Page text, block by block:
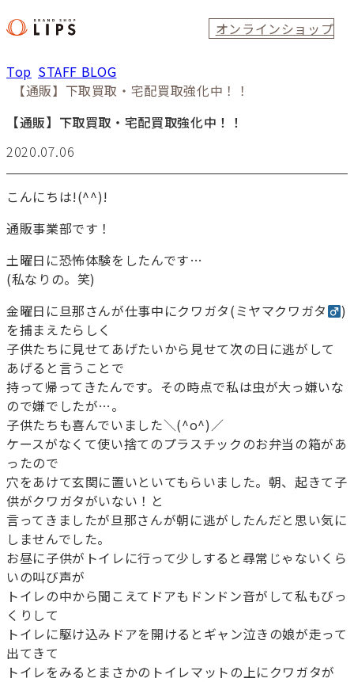
オンラインショップ
Top STAFF BLOG
【通販】下取買取・宅配買取強化中！！
【通販】下取買取・宅配買取強化中！！
2020.07.06
こんにちは!(^^)!
通販事業部です！
土曜日に恐怖体験をしたんです…
(私なりの。笑)
金曜日に旦那さんが仕事中にクワガタ(ミヤマクワガタ
)
を捕まえたらしく
子供たちに見せてあげたいから見せて次の日に逃がして
あげると言うことで
持って帰ってきたんです。その時点で私は虫が大っ嫌いな
ので嫌でしたが…。
子供たちも喜んでいました＼(^o^)／
ケースがなくて使い捨てのプラスチックのお弁当の箱があ
ったので
穴をあけて玄関に置いといてもらいました。朝、起きて子
供がクワガタがいない！と
言ってきましたが旦那さんが朝に逃がしたんだと思い気に
しませんでした。
お昼に子供がトイレに行って少しすると尋常じゃないくら
いの叫び声が
トイレの中から聞こえてドアもドンドン音がして私もびっ
くりして
トイレに駆け込みドアを開けるとギャン泣きの娘が走って
出てきて
トイレをみるとまさかのトイレマットの上にクワガタが